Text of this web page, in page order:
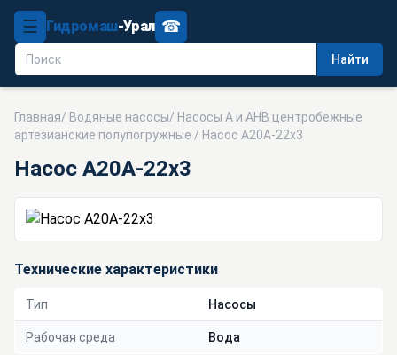
☰ Гидромаш-Урал
Найти
☎
Главная/ Водяные насосы/ Насосы А и АНВ центробежные
артезианские полупогружные / Насос А20А-22х3
Насос А20А-22х3
Технические характеристики
Тип Насосы
Рабочая среда Вода